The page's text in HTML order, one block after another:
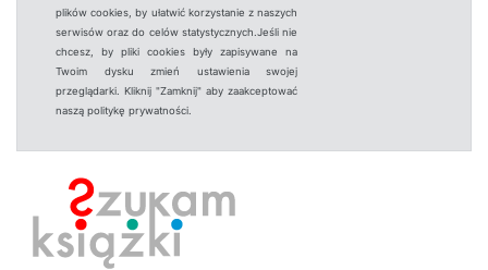
plików cookies, by ułatwić korzystanie z naszych
serwisów oraz do celów statystycznych.Jeśli nie
chcesz, by pliki cookies były zapisywane na
Twoim dysku zmień ustawienia swojej
przeglądarki. Kliknij "Zamknij" aby zaakceptować
naszą politykę prywatności.